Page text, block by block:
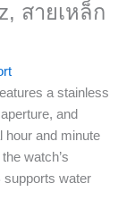
สายเหล็ก
a stainless
and
hour and minute
watch’s
supports water